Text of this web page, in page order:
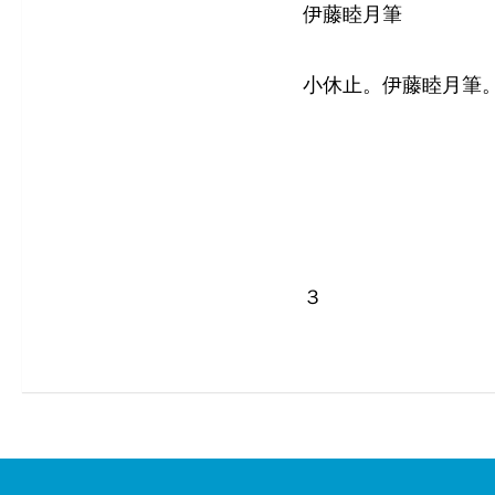
伊藤睦月筆
小休止。伊藤睦月筆
３